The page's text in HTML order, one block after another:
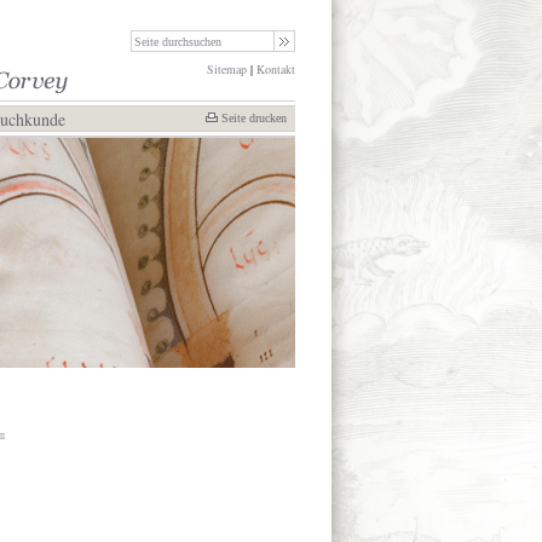
Sitemap | Kontakt
Seite drucken